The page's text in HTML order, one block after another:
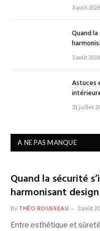
3 août 2026
Quand
3 août 2026
Astuces
31 juillet
A NE PAS MANQUE
Quand la sécurité
harmonisant
By THÉO ROUSSEAU 3 août
Entre esthétique et